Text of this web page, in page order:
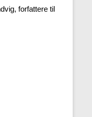
forfattere til